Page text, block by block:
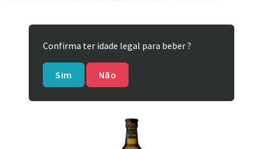
Confirma ter idade legal para beber ?
Sim Não